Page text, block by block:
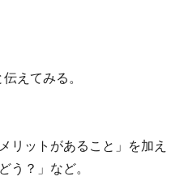
えてみる。
リットがあること」を加え
う？」など。